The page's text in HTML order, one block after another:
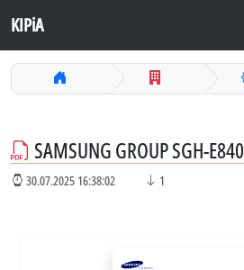
KIPiA
SAMSUNG GROUP SGH-E840
30.07.2025 16:38:02 1